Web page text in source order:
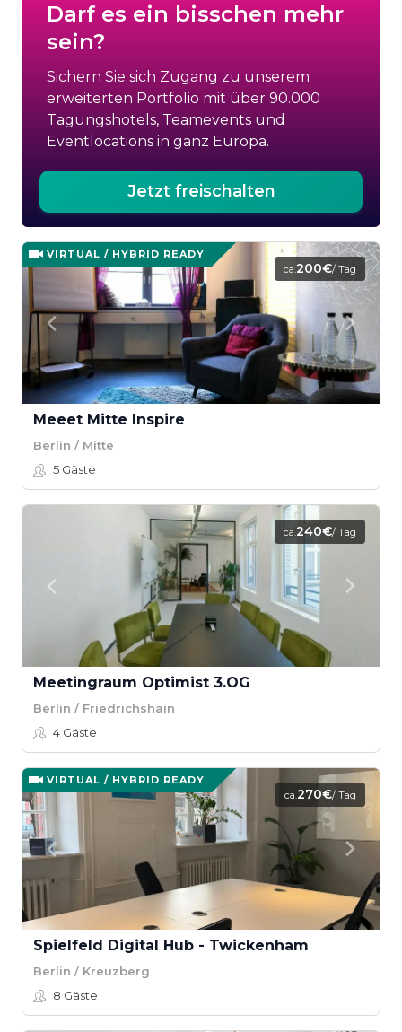
Darf es ein bisschen mehr
sein?
Sichern Sie sich Zugang zu unserem
erweiterten Portfolio mit über 90.000
Tagungshotels, Teamevents und
Eventlocations in ganz Europa.
Jetzt freischalten
VIRTUAL / HYBRID READY
ca.200€/ Tag
Meeet Mitte Inspire
Berlin / Mitte
5 Gäste
ca.240€/ Tag
Meetingraum Optimist 3.OG
Berlin / Friedrichshain
4 Gäste
VIRTUAL / HYBRID READY
ca.270€/ Tag
Spielfeld Digital Hub - Twickenham
Berlin / Kreuzberg
8 Gäste